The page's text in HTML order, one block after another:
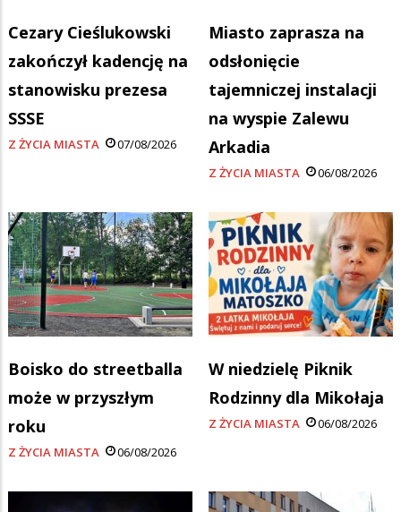
Cezary Cieślukowski
zakończył kadencję na
stanowisku prezesa
SSSE
Z ŻYCIA MIASTA 07/08/2026
Miasto zaprasza na
odsłonięcie
tajemniczej instalacji
na wyspie Zalewu
Arkadia
Z ŻYCIA MIASTA 06/08/2026
Boisko do streetballa
może w przyszłym
roku
Z ŻYCIA MIASTA 06/08/2026
W niedzielę Piknik
Rodzinny dla Mikołaja
Z ŻYCIA MIASTA 06/08/2026